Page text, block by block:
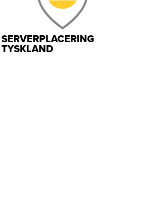
SERVERPLACERING
TYSKLAND